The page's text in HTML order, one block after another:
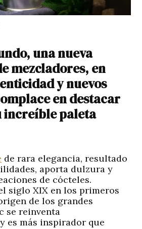
una nueva
mezcladores, en
y nuevos
en destacar
increíble paleta
de rara elegancia, resultado
aporta dulzura y
de cócteles.
siglo XIX en los primeros
de los grandes
se reinventa
es más inspirador que